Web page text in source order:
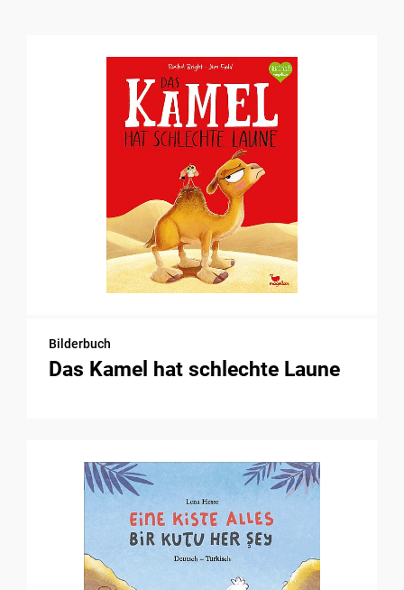
Bilderbuch
Das Kamel hat schlechte Laune